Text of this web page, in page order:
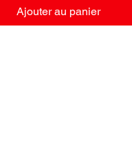
Ajouter au panier